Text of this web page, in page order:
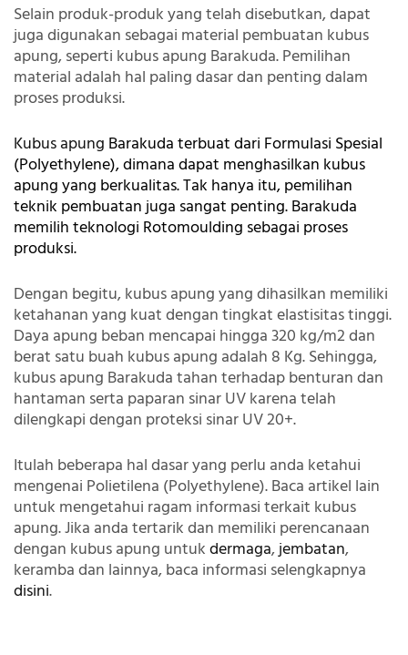
Selain produk-produk yang telah disebutkan, dapat
juga digunakan sebagai material pembuatan kubus
apung, seperti kubus apung Barakuda. Pemilihan
material adalah hal paling dasar dan penting dalam
proses produksi.
Kubus apung Barakuda terbuat dari Formulasi Spesial
(Polyethylene), dimana dapat menghasilkan kubus
apung yang berkualitas. Tak hanya itu, pemilihan
teknik pembuatan juga sangat penting. Barakuda
memilih teknologi Rotomoulding sebagai proses
produksi.
Dengan begitu, kubus apung yang dihasilkan memiliki
ketahanan yang kuat dengan tingkat elastisitas tinggi.
Daya apung beban mencapai hingga 320 kg/m2 dan
berat satu buah kubus apung adalah 8 Kg. Sehingga,
kubus apung Barakuda tahan terhadap benturan dan
hantaman serta paparan sinar UV karena telah
dilengkapi dengan proteksi sinar UV 20+.
Itulah beberapa hal dasar yang perlu anda ketahui
mengenai Polietilena (Polyethylene). Baca artikel lain
untuk mengetahui ragam informasi terkait kubus
apung. Jika anda tertarik dan memiliki perencanaan
dengan kubus apung untukdermaga,jembatan,
keramba dan lainnya, baca informasi selengkapnya
disini.